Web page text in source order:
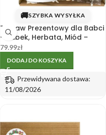
🚚SZYBKA WYSYŁKA
Zestaw Prezentowy dla Babci
– Kubek, Herbata, Miód –
Upominek
79.99zł
DODAJ DO KOSZYKA
Przewidywana dostawa:
11/08/2026